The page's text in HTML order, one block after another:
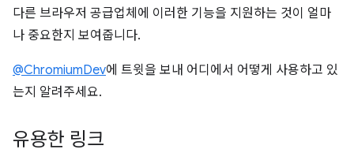
다른 브라우저 공급업체에 이러한 기능을 지원하는 것이 얼마
나 중요한지 보여줍니다.
@ChromiumDev에 트윗을 보내 어디에서 어떻게 사용하고 있
는지 알려주세요.
유용한 링크